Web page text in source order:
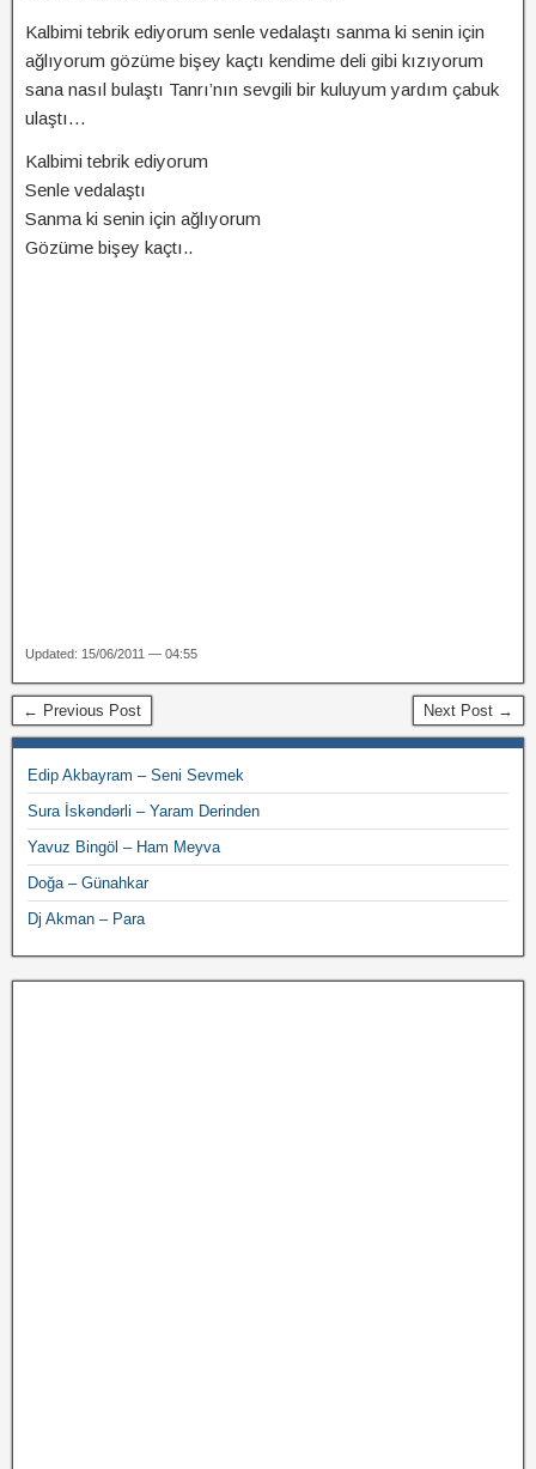
Kalbimi tebrik ediyorum senle vedalaştı sanma ki senin için
ağlıyorum gözüme bişey kaçtı kendime deli gibi kızıyorum
sana nasıl bulaştı Tanrı’nın sevgili bir kuluyum yardım çabuk
ulaştı…
Kalbimi tebrik ediyorum
Senle vedalaştı
Sanma ki senin için ağlıyorum
Gözüme bişey kaçtı..
Updated: 15/06/2011 — 04:55
← Previous Post Next Post →
Edip Akbayram – Seni Sevmek
Sura İskəndərli – Yaram Derinden
Yavuz Bingöl – Ham Meyva
Doğa – Günahkar
Dj Akman – Para